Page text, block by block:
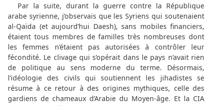
Par la suite, durant la guerre contre la République
arabe syrienne, j’observais que les Syriens qui soutenaient
al-Qaïda (et aujourd’hui Daesh), sans mobiles financiers,
étaient tous membres de familles très nombreuses dont
les femmes n’étaient pas autorisées à contrôler leur
fécondité. Le clivage qui s’opérait dans le pays n’avait rien
de politique au sens moderne du terme. Désormais,
l’idéologie des civils qui soutiennent les jihadistes se
résume à ce retour à des origines mythiques, celle des
gardiens de chameaux d’Arabie du Moyen-âge. Et la CIA